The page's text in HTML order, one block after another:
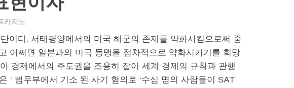
카지노
이다. 서태평양에서의 미국 해군의 존재를 약화시킴으로써 중
어쩌면 일본과의 미국 동맹을 점차적으로 약화시키기를 희망
경제에서의 주도권을 조용히 잡아 세계 경제의 규칙과 관행
‘ 법무부에서 기소 된 사기 혐의로 ‘수십 명의 사람들이 SAT